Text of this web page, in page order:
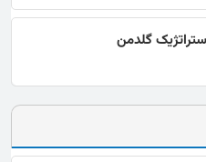
گلدمن